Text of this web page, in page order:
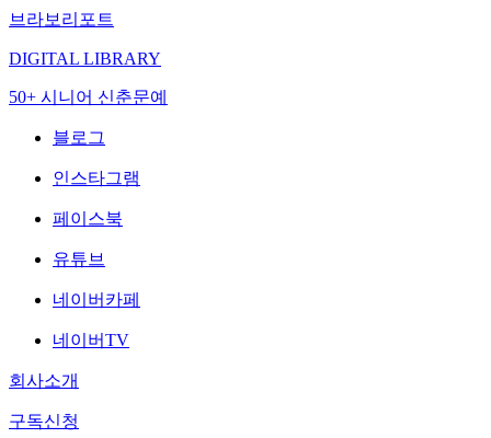
브라보리포트
DIGITAL LIBRARY
50+ 시니어 신춘문예
블로그
인스타그램
페이스북
유튜브
네이버카페
네이버TV
회사소개
구독신청